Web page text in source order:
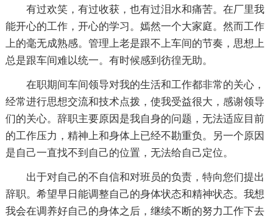
有过欢笑，有过收获，也有过泪水和痛苦。在厂里我
能开心的工作，开心的学习。嫣然一个大家庭。然而工作
上的毫无成熟感。管理上老是跟不上车间的节奏，思想上
总是跟车间难以统一。有时候感到彷徨无助。
在职期间车间领导对我的生活和工作都非常的关心，
经常进行思想交流和技术点拨，使我受益很大，感谢领导
们的关心。辞职主要原因是我自身的问题，无法适应目前
的工作压力，精神上和身体上已经不勘重负。另一个原因
是自己一直找不到自己的位置，无法给自己定位。
出于对自己的不自信和对班员的负责，特向您们提出
辞职。希望早日能调整自己的身体状态和精神状态。我想
我会在调养好自己的身体之后，继续不断的努力工作下去